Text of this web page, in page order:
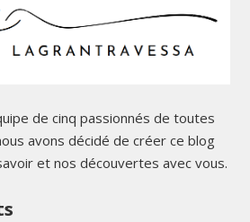
de cinq passionnés de toutes
avons décidé de créer ce blog
et nos découvertes avec vous.